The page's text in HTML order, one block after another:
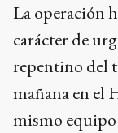
La operación
carácter de
repentino del
mañana en el
mismo